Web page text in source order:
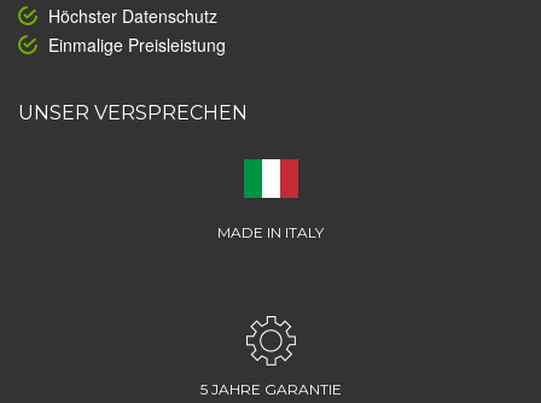
Höchster Datenschutz
Einmalige Preisleistung
UNSER VERSPRECHEN
MADE IN ITALY
5 JAHRE GARANTIE